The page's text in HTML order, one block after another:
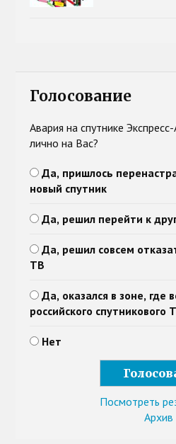
Голосование
Авария на спутнике
лично на Вас?
Да, пришлось
новый спутник
Да, решил перейти к
Да, решил совсем
ТВ
Да, оказался в зоне,
российского спутникового
Нет
Посмотреть
Архив